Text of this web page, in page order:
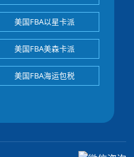
美国FBA以星卡派
美国FBA美森卡派
美国FBA海运包税